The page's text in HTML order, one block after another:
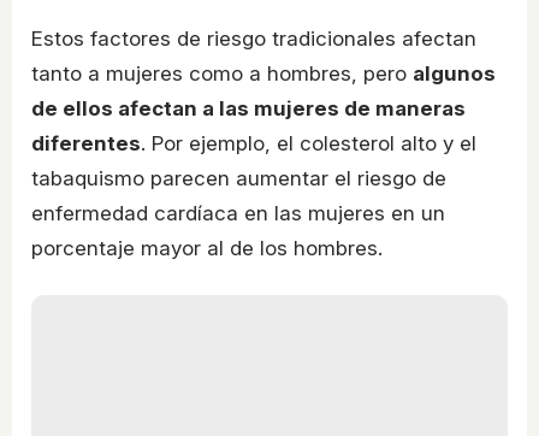
Estos factores de riesgo tradicionales afectan
tanto a mujeres como a hombres, pero algunos
de ellos afectan a las mujeres de maneras
diferentes. Por ejemplo, el colesterol alto y el
tabaquismo parecen aumentar el riesgo de
enfermedad cardíaca en las mujeres en un
porcentaje mayor al de los hombres.